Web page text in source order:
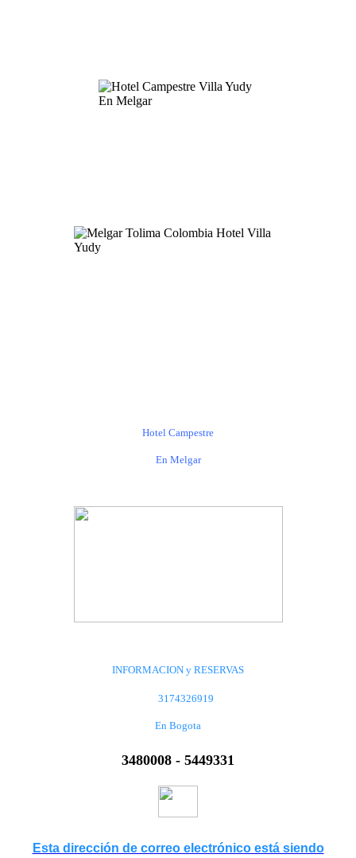
Hotel Campestre
En Melgar
INFORMACION y RESERVAS
3174326919
En Bogota
3480008 - 5449331
Esta dirección de correo electrónico está siendo